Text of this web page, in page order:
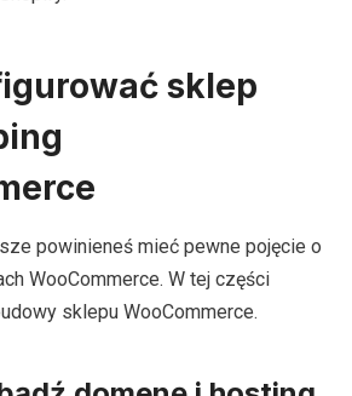
sklep
powinieneś mieć pewne pojęcie o
WooCommerce. W tej części
sklepu WooCommerce.